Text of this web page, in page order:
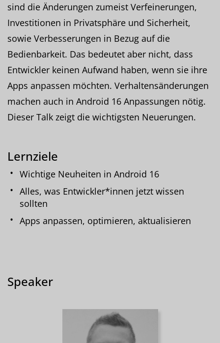
sind die Änderungen zumeist Verfeinerungen,
Investitionen in Privatsphäre und Sicherheit,
sowie Verbesserungen in Bezug auf die
Bedienbarkeit. Das bedeutet aber nicht, dass
Entwickler keinen Aufwand haben, wenn sie ihre
Apps anpassen möchten. Verhaltensänderungen
machen auch in Android 16 Anpassungen nötig.
Dieser Talk zeigt die wichtigsten Neuerungen.
Lernziele
Wichtige Neuheiten in Android 16
Alles, was Entwickler*innen jetzt wissen
sollten
Apps anpassen, optimieren, aktualisieren
Speaker